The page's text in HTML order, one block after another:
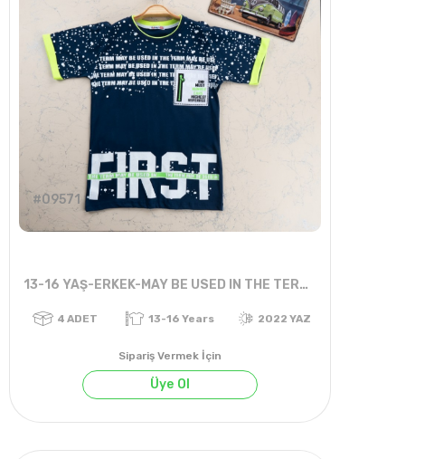
#09571
13-16 YAŞ-ERKEK-MAY BE USED IN THE TERM FIRS TİŞÖRT
Sipariş Vermek İçin
Üye Ol